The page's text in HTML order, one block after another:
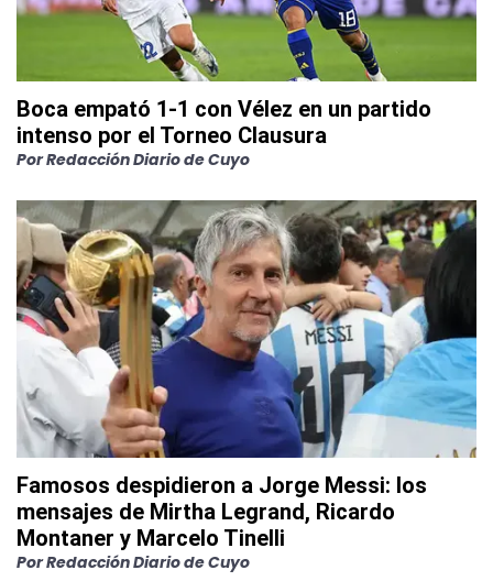
Boca empató 1-1 con Vélez en un partido
intenso por el Torneo Clausura
PorRedacción Diario de Cuyo
Famosos despidieron a Jorge Messi: los
mensajes de Mirtha Legrand, Ricardo
Montaner y Marcelo Tinelli
PorRedacción Diario de Cuyo